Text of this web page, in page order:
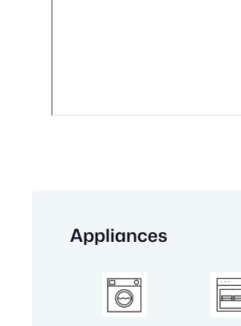
Appliances